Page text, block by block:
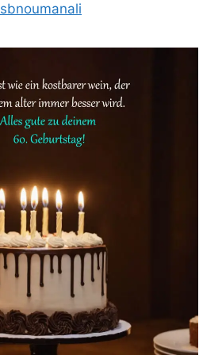
sbnoumanali